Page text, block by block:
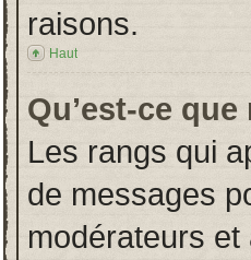
raisons.
Haut
Qu’est-ce
Les rangs qui
de messages
modérateurs